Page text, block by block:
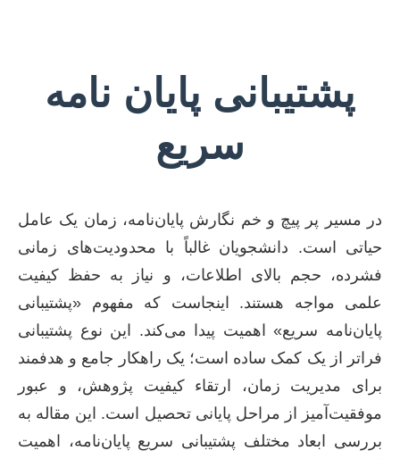
پشتیبانی پایان نامه
سریع
در مسیر پر پیچ و خم نگارش پایان‌نامه، زمان یک عامل
حیاتی است. دانشجویان غالباً با محدودیت‌های زمانی
فشرده، حجم بالای اطلاعات، و نیاز به حفظ کیفیت
علمی مواجه هستند. اینجاست که مفهوم «پشتیبانی
پایان‌نامه سریع» اهمیت پیدا می‌کند. این نوع پشتیبانی
فراتر از یک کمک ساده است؛ یک راهکار جامع و هدفمند
برای مدیریت زمان، ارتقاء کیفیت پژوهش، و عبور
موفقیت‌آمیز از مراحل پایانی تحصیل است. این مقاله به
بررسی ابعاد مختلف پشتیبانی سریع پایان‌نامه، اهمیت